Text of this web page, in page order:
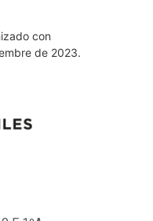
con
de 2023.